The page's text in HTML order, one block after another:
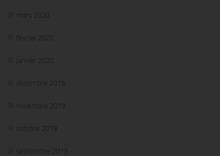
mars 2020
février 2020
janvier 2020
décembre 2019
novembre 2019
octobre 2019
septembre 2019